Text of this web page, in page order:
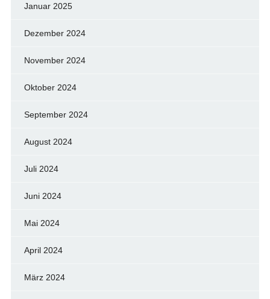
Januar 2025
Dezember 2024
November 2024
Oktober 2024
September 2024
August 2024
Juli 2024
Juni 2024
Mai 2024
April 2024
März 2024